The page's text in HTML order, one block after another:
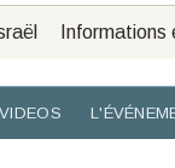
Informations